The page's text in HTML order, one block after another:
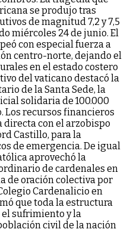
se produjo tras
de magnitud 7,2 y 7,5
miércoles 24 de junio. El
con especial fuerza a
centro-norte, dejando el
en el estado costero
del vaticano destacó la
de la Santa Sede, la
solidaria de 100.000
Los recursos financieros
directa con el arzobispo
Castillo, para la
de emergencia. De igual
aprovechó la
de cardenales en
de oración colectiva por
Cardenalicio en
que toda la estructura
sufrimiento y la
civil de la nación